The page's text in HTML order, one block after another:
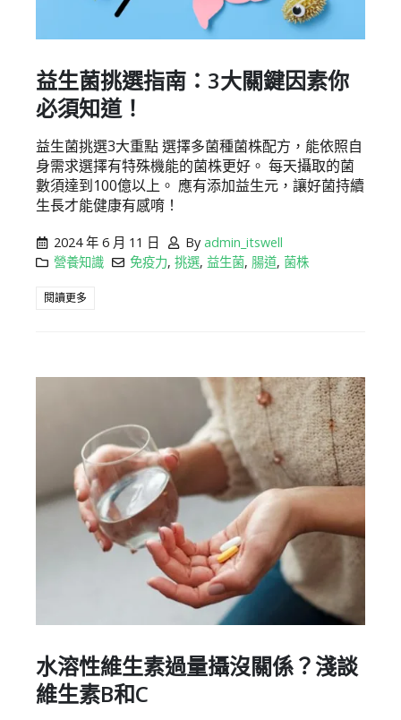
益生菌挑選指南：3大關鍵因素你
必須知道！
益生菌挑選3大重點 選擇多菌種菌株配方，能依照自
身需求選擇有特殊機能的菌株更好。 每天攝取的菌
數須達到100億以上。 應有添加益生元，讓好菌持續
生長才能健康有感唷！
2024 年 6 月 11 日 By admin_itswell
營養知識
免疫力, 挑選, 益生菌, 腸道, 菌株
閱讀更多
水溶性維生素過量攝沒關係？淺談
維生素B和C